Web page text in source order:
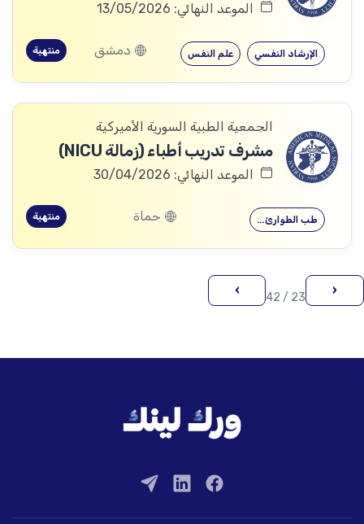
الموعد النهائي: 13/05/2026
علم النفس الإرشاد النفسي دمشق منتهية
الجمعية الطبية السورية الأميركية
مشرف تدريب أطباء (زمالة NICU)
الموعد النهائي: 30/04/2026
طب الطوارئ… حماة منتهية
‹
23 / 42
›